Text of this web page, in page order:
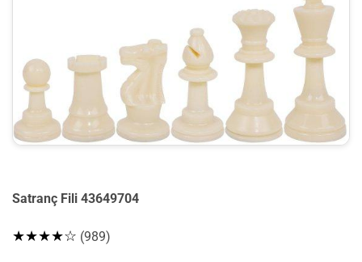
Satranç Fili 43649704
★★★★☆ (989)